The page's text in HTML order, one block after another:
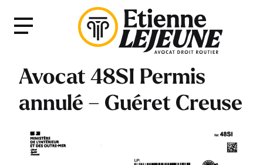
Menu
Avocat 48SI Permis
annulé – Guéret Creuse
Fermer